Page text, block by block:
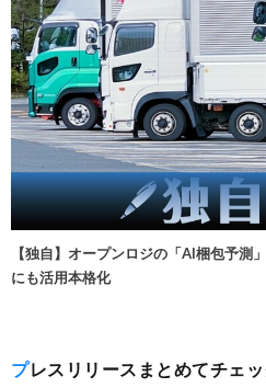
【独自】オープンロジの「AI梱包予測
にも活用本格化
プレスリリースまとめてチェッ